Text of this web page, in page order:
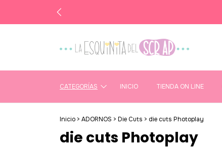
CATEGORÍAS INICIO TIENDA ON LINE
Inicio > ADORNOS > Die Cuts > die cuts Photoplay
die cuts Photoplay